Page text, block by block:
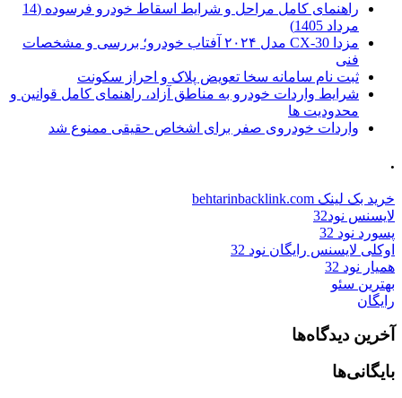
راهنمای کامل مراحل و شرایط اسقاط خودرو فرسوده (14
مرداد 1405)
مزدا CX-30 مدل ۲۰۲۴ آفتاب خودرو؛ بررسی و مشخصات
فنی
ثبت نام سامانه سخا تعویض پلاک و احراز سکونت
شرایط واردات خودرو به مناطق آزاد، راهنمای کامل قوانین و
محدودیت ها
واردات خودروی صفر برای اشخاص حقیقی ممنوع شد
.
خرید بک لینک behtarinbacklink.com
لایسنس نود32
پسورد نود 32
اوکلی لایسنس رایگان نود 32
همیار نود 32
بهترین سئو
رایگان
آخرین دیدگاه‌ها
بایگانی‌ها